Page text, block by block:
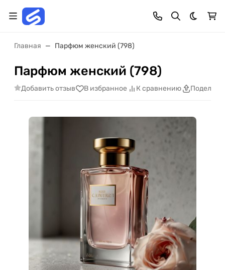
Темная
Главная Парфюм женский (798)
Парфюм женский (798)
Добавить отзыв В избранное К сравнению